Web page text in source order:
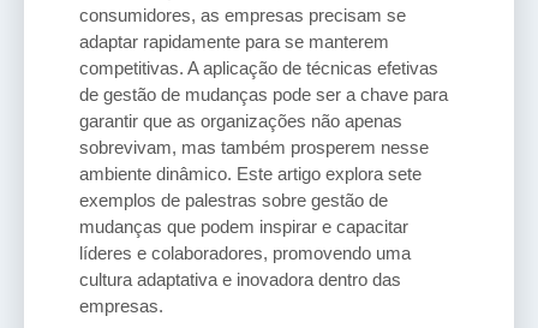
consumidores, as empresas precisam se
adaptar rapidamente para se manterem
competitivas. A aplicação de técnicas efetivas
de gestão de mudanças pode ser a chave para
garantir que as organizações não apenas
sobrevivam, mas também prosperem nesse
ambiente dinâmico. Este artigo explora sete
exemplos de palestras sobre gestão de
mudanças que podem inspirar e capacitar
líderes e colaboradores, promovendo uma
cultura adaptativa e inovadora dentro das
empresas.